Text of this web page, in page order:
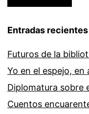
Entradas recientes
Futuros de la
Yo en el espejo, en
Diplomatura sobre
Cuentos